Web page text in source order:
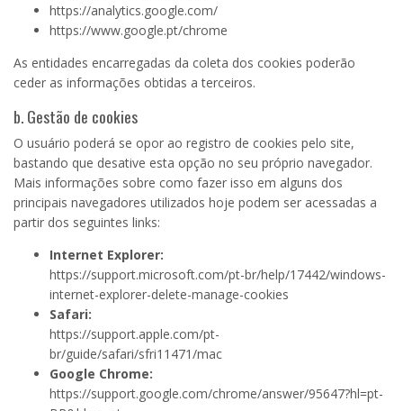
https://analytics.google.com/
https://www.google.pt/chrome
As entidades encarregadas da coleta dos cookies poderão
ceder as informações obtidas a terceiros.
b. Gestão de cookies
O usuário poderá se opor ao registro de cookies pelo site,
bastando que desative esta opção no seu próprio navegador.
Mais informações sobre como fazer isso em alguns dos
principais navegadores utilizados hoje podem ser acessadas a
partir dos seguintes links:
Internet Explorer:
https://support.microsoft.com/pt-br/help/17442/windows-
internet-explorer-delete-manage-cookies
Safari:
https://support.apple.com/pt-
br/guide/safari/sfri11471/mac
Google Chrome:
https://support.google.com/chrome/answer/95647?hl=pt-